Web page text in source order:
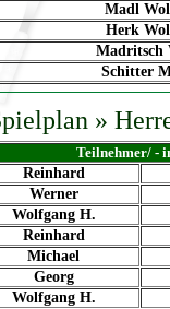
Madl
Herk
Madritsch
Schitter
»
Teilnehmer/ -
Reinhard
Werner
Wolfgang H.
Reinhard
Michael
Georg
Wolfgang H.